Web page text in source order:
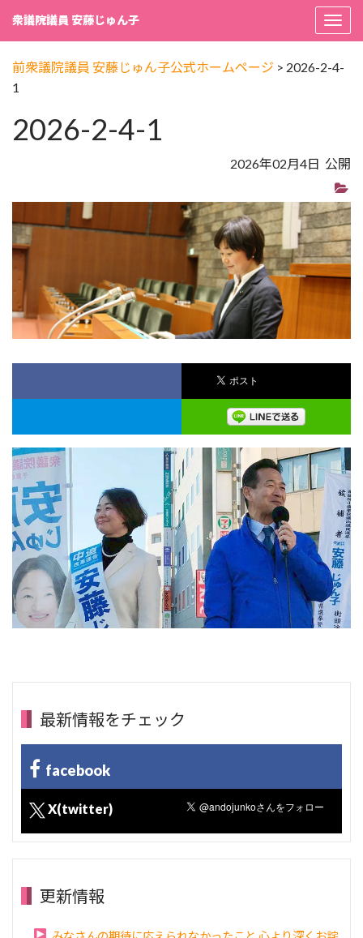
衆議院議員 安藤じゅん子
前衆議院議員 安藤じゅん子公式ホームページ > 2026-2-4-
1
2026-2-4-1
2026年02月4日 公開
最新情報をチェック
facebook
X(twitter)
更新情報